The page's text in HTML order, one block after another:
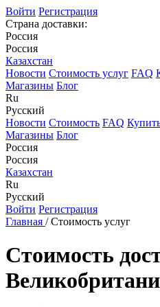
Войти Регистрация
Страна доставки:
Россия
Россия
Казахстан
Новости Стоимость услуг FAQ
Магазины Блог
Ru
Русский
Новости Стоимость FAQ
Магазины Блог
Россия
Россия
Казахстан
Ru
Русский
Войти Регистрация
Главная /Стоимость услуг
Стоимость